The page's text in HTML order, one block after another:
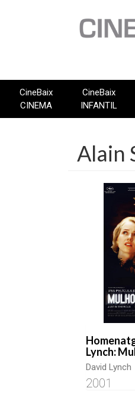
CineBaix
CINEMA
CineBaix
INFANTIL
Alain
Lynch:
David Lynch
2001